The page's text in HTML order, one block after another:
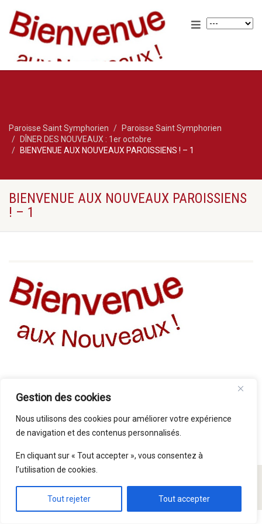
Gestion des cookies
Nous utilisons des cookies pour améliorer votre expérience
de navigation et des contenus personnalisés.
En cliquant sur « Tout accepter », vous consentez à
l’utilisation de cookies.
Tout rejeter Tout accepter
Paroisse Saint Symphorien
Paroisse Saint Symphorien
DÎNER DES NOUVEAUX : 1er octobre
BIENVENUE AUX NOUVEAUX PAROISSIENS ! – 1
BIENVENUE AUX NOUVEAUX PAROISSIENS
! – 1